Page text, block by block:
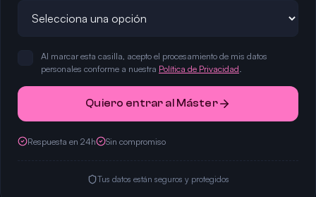
Al marcar esta casilla, acepto el procesamiento de mis datos
personales conforme a nuestra Política de Privacidad
Quiero entrar al Máster
Respuesta en 24h Sin compromiso
Tus datos están seguros y protegidos